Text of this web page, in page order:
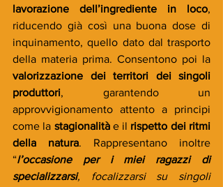
lavorazione dell’ingrediente in loco,
riducendo già così una buona dose di
inquinamento, quello dato dal trasporto
valorizzazione dei territori dei singoli
produttori, garantendo un
approvvigionamento attento a principi
come la stagionalità e il rispetto dei ritmi
della natura. Rappresentano inoltre
“l’occasione per i miei ragazzi di
specializzarsi, focalizzarsi su singoli